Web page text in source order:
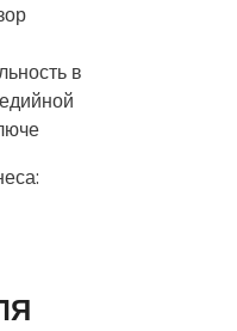
в